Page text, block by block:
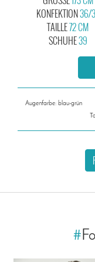
KONFEKTION36/
TAILLE72 CM
SCHUHE39
Augenfarbe: blau-grün
#